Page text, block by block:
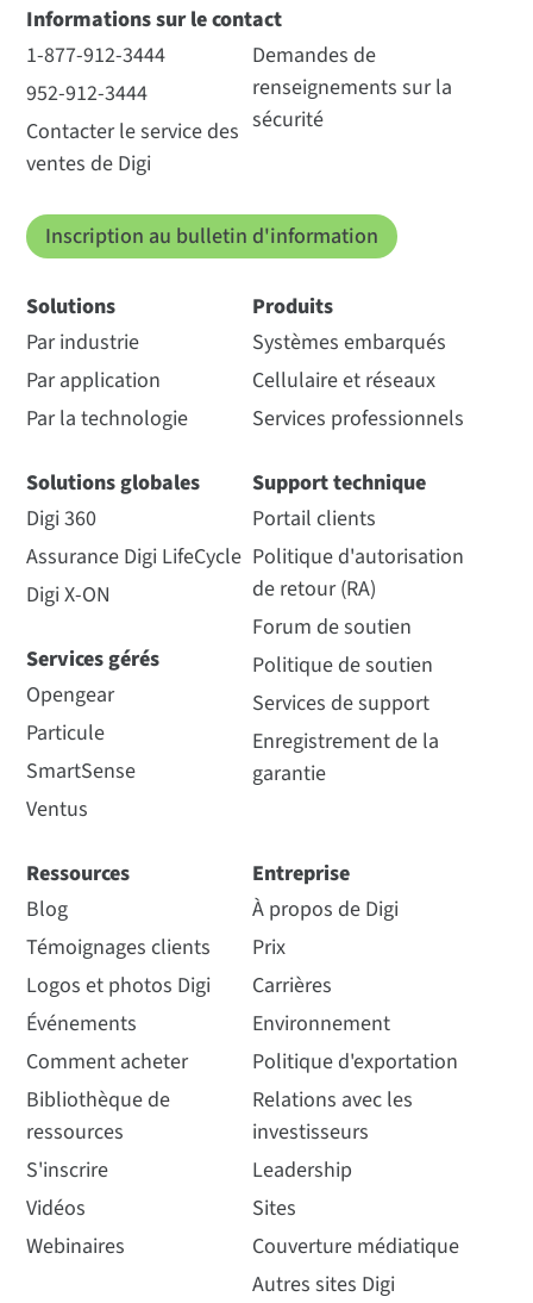
Informations sur le contact
1-877-912-3444
952-912-3444
Contacter le service des
ventes de Digi
Demandes de
renseignements sur la
sécurité
Inscription au bulletin d'information
Solutions
Par industrie
Par application
Par la technologie
Solutions globales
Digi 360
Assurance Digi LifeCycle
Digi X-ON
Services gérés
Opengear
Particule
SmartSense
Ventus
Produits
Systèmes embarqués
Cellulaire et réseaux
Services professionnels
Support technique
Portail clients
Politique d'autorisation
de retour (RA)
Forum de soutien
Politique de soutien
Services de support
Enregistrement de la
garantie
Ressources
Blog
Témoignages clients
Logos et photos Digi
Événements
Comment acheter
Bibliothèque de
ressources
S'inscrire
Vidéos
Webinaires
Entreprise
À propos de Digi
Prix
Carrières
Environnement
Politique d'exportation
Relations avec les
investisseurs
Leadership
Sites
Couverture médiatique
Autres sites Digi